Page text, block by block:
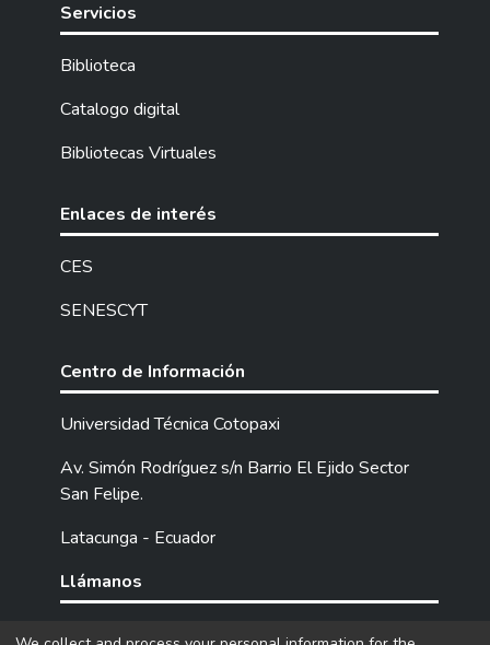
Servicios
Biblioteca
Catalogo digital
Bibliotecas Virtuales
Enlaces de interés
CES
SENESCYT
Centro de Información
Universidad Técnica Cotopaxi
Av. Simón Rodríguez s/n Barrio El Ejido Sector
San Felipe.
Latacunga - Ecuador
Llámanos
Tel: (593) 03 2252205 / 2252307 / 2252346.